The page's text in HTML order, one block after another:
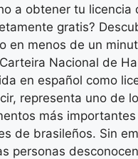
a obtener tu licencia
gratis?
en menos de un
Nacional de
en español como
representa uno de
más importantes
de brasileños. Sin
personas